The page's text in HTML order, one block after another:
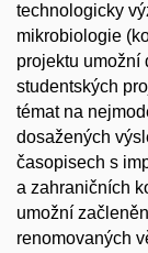
technologicky
mikrobiologie
projektu umožní
studentských
témat na
dosažených
časopisech s
a zahraničních
umožní
renomovaných